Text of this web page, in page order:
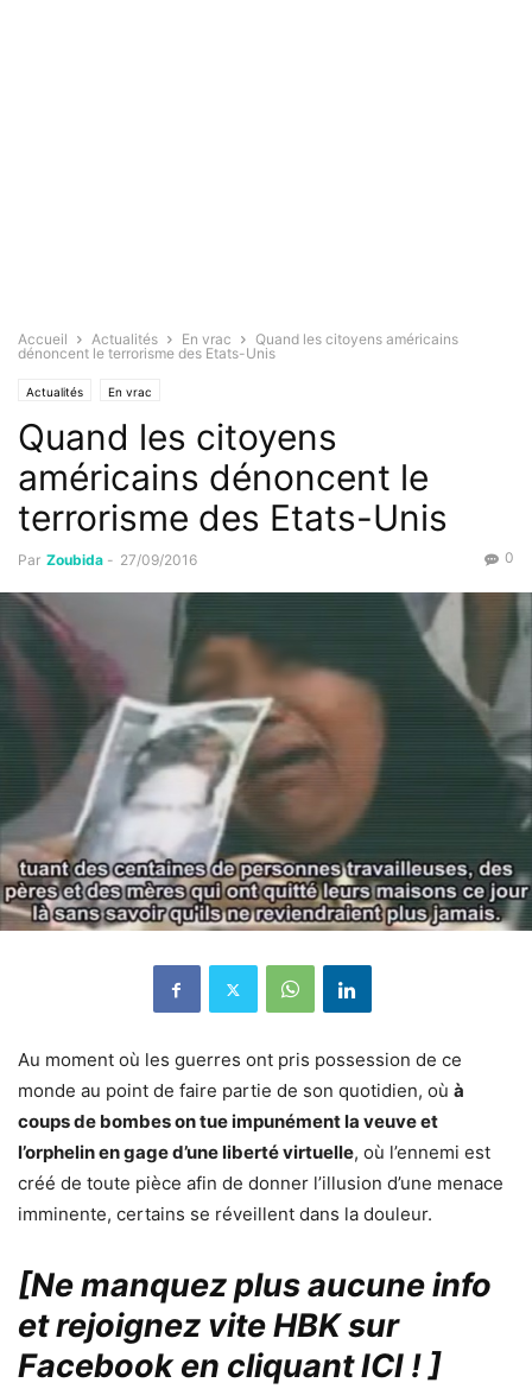
Accueil Actualités En vrac
Quand les citoyens américains
dénoncent le terrorisme des Etats-Unis
Actualités En vrac
Quand les citoyens
américains dénoncent le
terrorisme des Etats-Unis
Par Zoubida - 27/09/2016 0
Au moment où les guerres ont pris possession de ce
monde au point de faire partie de son quotidien, où à
coups de bombes on tue impunément la veuve et
l’orphelin en gage d’une liberté virtuelle, où l’ennemi est
créé de toute pièce afin de donner l’illusion d’une menace
imminente, certains se réveillent dans la douleur.
[Ne manquez plus aucune info
et rejoignez vite HBK sur
Facebook en cliquant ICI !]